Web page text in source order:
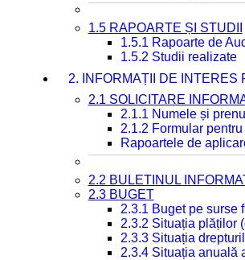
1.5 RAPOARTE ȘI STUDII
1.5.1 Rapoarte de
1.5.2 Studii realizate
2. INFORMAȚII DE INTERES
2.1 SOLICITARE
2.1.1 Numele și
2.1.2 Formular
Rapoartele de
2.2 BULETINUL
2.3 BUGET
2.3.1 Buget pe surse
2.3.2 Situația plăților
2.3.3 Situația
2.3.4 Situația anuală